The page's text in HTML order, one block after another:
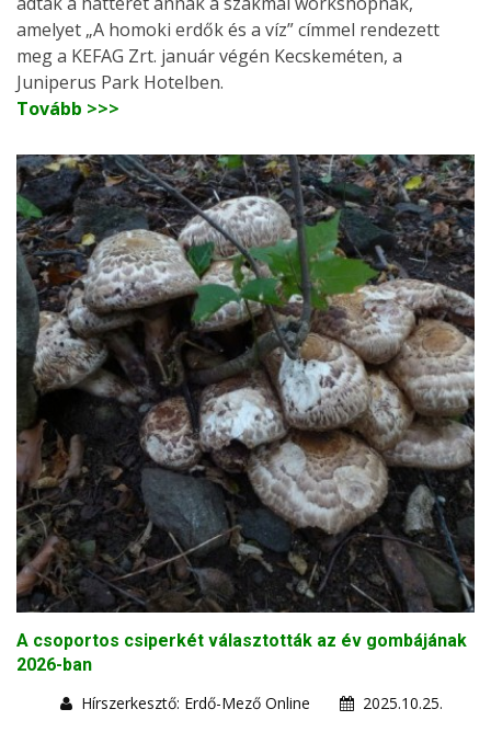
amelyet „A homoki erdők és a víz” címmel rendezett
meg a KEFAG Zrt. január végén Kecskeméten, a
Juniperus Park Hotelben.
Tovább >>>
A csoportos csiperkét választották az év gombájának
2026-ban
Hírszerkesztő: Erdő-Mező Online
2025.10.25.